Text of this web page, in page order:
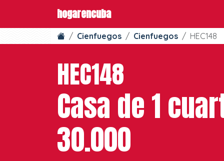
hogarencuba
Cienfuegos Cienfuegos HEC148
HEC148
Casa de 1
30.000